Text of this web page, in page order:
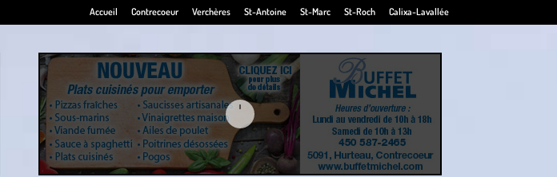
Accueil Contrecoeur Verchères St-Antoine St-Marc St-Roch Calixa-Lavallée